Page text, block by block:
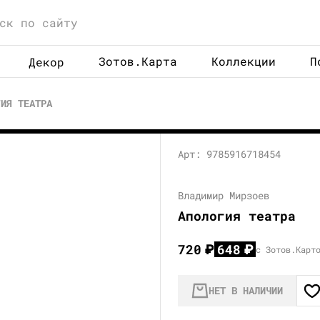
Декор Зотов.Карта Коллекции
ТЕАТРА
Арт: 9785916718454
Владимир Мирзоев
Апология театра
720₽ 648₽ с
НЕТ В НАЛИЧИИ